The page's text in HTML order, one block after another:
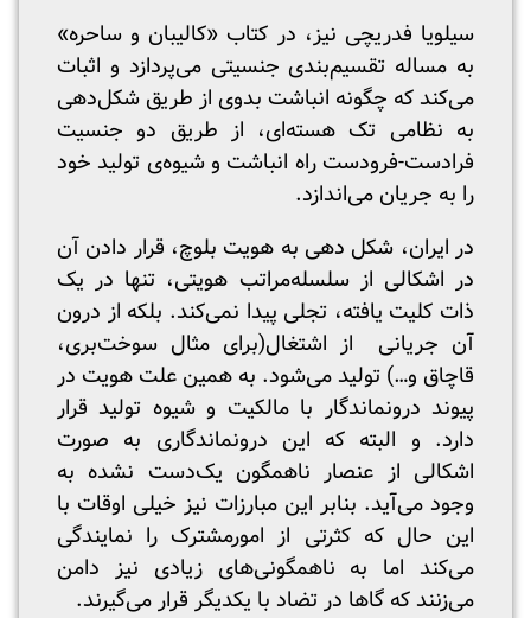
سیلویا فدریچی نیز، در کتاب «کالیبان و ساحره»
به مساله تقسیم‌بندی جنسیتی می‌پردازد و اثبات
می‌کند که چگونه انباشت بدوی از طریق شکل‌دهی
به نظامی تک هسته‌‌ای، از طریق دو جنسیت
فرادست-فرودست راه انباشت و شیوه‌ی تولید خود
را به جریان می‌اندازد.
در ایران، شکل دهی به هویت بلوچ، قرار دادن آن
در اشکالی از سلسله‌مراتب هویتی، تنها در یک
ذات کلیت یافته، تجلی پیدا نمی‌کند. بلکه از درون
آن‌ جریانی از اشتغال(برای مثال سوخت‌بری،
قاچاق و…) تولید می‌شود. به همین علت هویت در
پیوند درونماندگار با مالکیت و شیوه تولید قرار
دارد. و البته که این درونماندگاری به صورت
اشکالی از عنصار ناهمگون یک‌دست نشده به
وجود می‌آید. بنابر این مبارزات نیز خیلی اوقات با
این حال که کثرتی از امورمشترک را نمایندگی
می‌کند اما به ناهمگونی‌های زیادی نیز دامن
می‌زنند که گاها در تضاد با یکدیگر قرار می‌گیرند.